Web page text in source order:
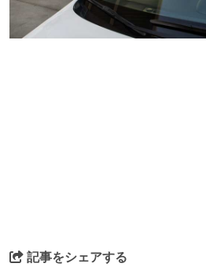
記事をシェアする